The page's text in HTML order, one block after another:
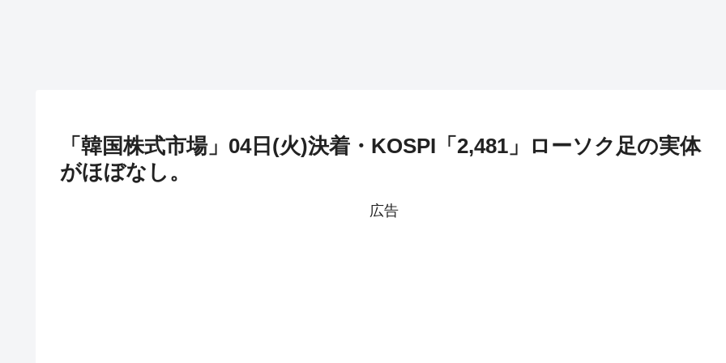
「韓国株式市場」04日(火)決着・KOSPI「2,481」ローソク足の実体
がほぼなし。
広告